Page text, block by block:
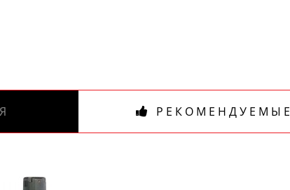
ПОДПИСАТЬСЯ
РЕКОМЕНДУЕМЫЕ